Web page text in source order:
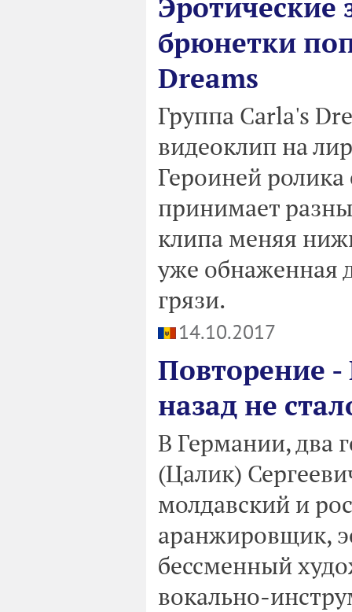
Эротические
брюнетки
Dreams
Группа Carla's
видеоклип на
Героиней ролика
принимает
клипа меняя
уже обнаженная
грязи.
14.10.2017
Повторение
назад не
В Германии, два
(Цалик)
молдавский и
аранжировщик,
бессменный
вокально-